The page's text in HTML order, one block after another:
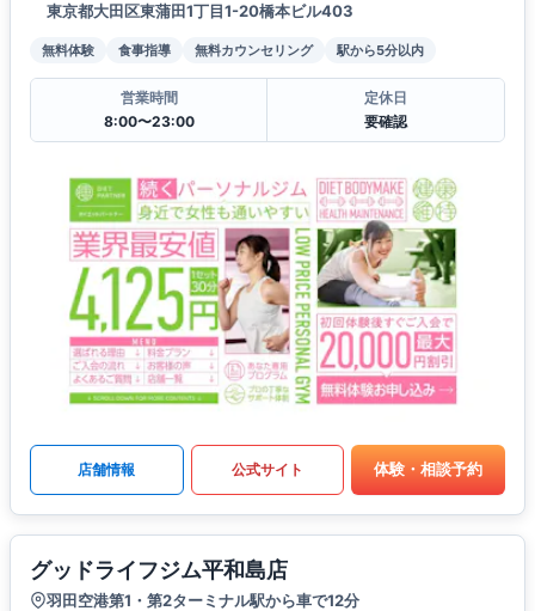
東京都大田区東蒲田1丁目1-20橋本ビル403
無料体験 食事指導 無料カウンセリング 駅から5分以内
営業時間
8:00〜23:00
定休日
要確認
店舗情報 公式サイト 体験・相談予約
グッドライフジム平和島店
羽田空港第1・第2ターミナル駅から車で12分